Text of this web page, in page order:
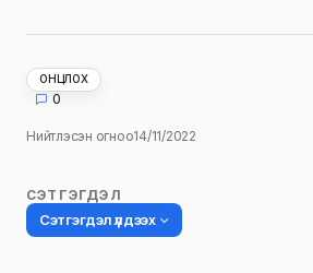
тусламж, үйлчилгээний 323
бүртгэгдэж, ЭМД-ын сангаас
төгрөгийн санхүүжилт олгожээ.
үзүүлэх гэрээт ЭМБ-уудтай
танилцаарай.